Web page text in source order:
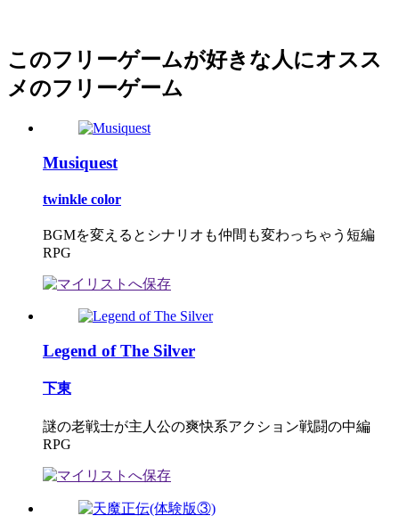
このフリーゲームが好きな人にオスス
メのフリーゲーム
Musiquest
twinkle color
BGMを変えるとシナリオも仲間も変わっちゃう短編
RPG
Legend of The Silver
下東
謎の老戦士が主人公の爽快系アクション戦闘の中編
RPG